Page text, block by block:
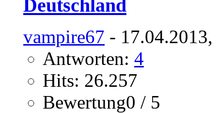
Deutschland
vampire67 -
Antworten: 4
Hits: 26.257
Bewertung0 / 5